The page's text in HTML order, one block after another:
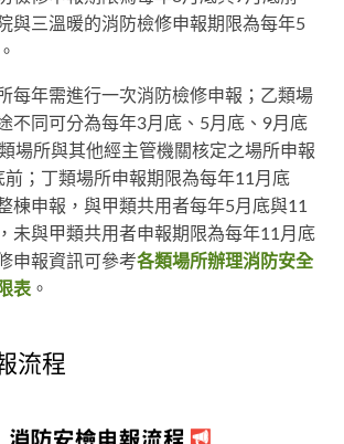
與三溫暖的消防檢修申報期限為每年5
每年需進行一次消防檢修申報；乙類場
不同可分為每年3月底、5月底、9月底
場所與其他經主管機關核定之場所申報
；丁類場所申報期限為每年11月底
棟申報，與甲類共用者每年5月底與11
未與甲類共用者申報期限為每年11月底
申報資訊可參考各類場所辦理消防安全
表。
流程